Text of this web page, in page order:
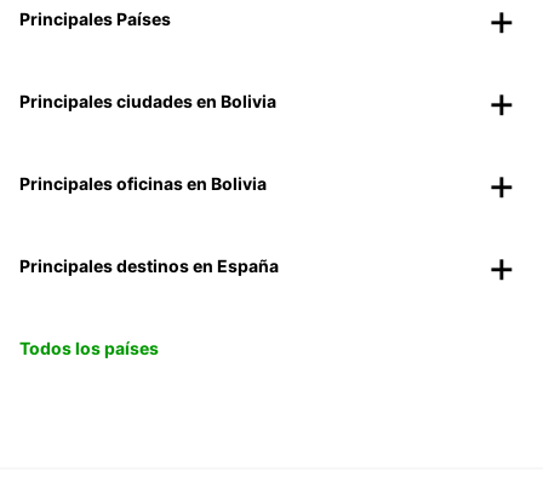
Principales Países
Principales ciudades en Bolivia
Principales oficinas en Bolivia
Principales destinos en España
Todos los países